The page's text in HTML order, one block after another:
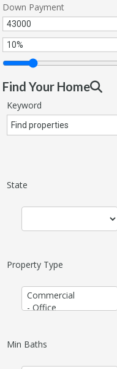
Down Payment
Find Your Home
Keyword
State
Property Type
Min Baths